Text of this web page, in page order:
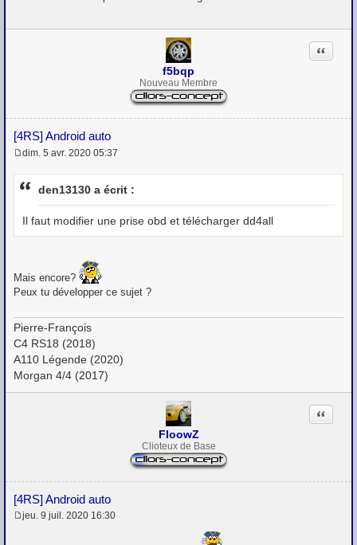
a
f5bqp
Nouveau Membre
[4RS] Android auto
Citation
e
s
g
e
dim. 5 avr. 2020 05:37
den13130 a écrit :
Il faut modifier une prise obd et télécharger dd4all
Mais encore?
Peux tu développer ce sujet ?
Pierre-François
C4 RS18 (2018)
A110 Légende (2020)
Morgan 4/4 (2017)
FloowZ
Clioteux de Base
[4RS] Android auto
Citation
jeu. 9 juil. 2020 16:30